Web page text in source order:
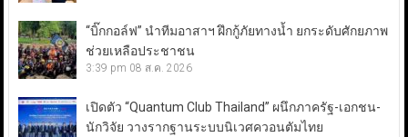
“บิ๊กกอล์ฟ” นำทีมอาสาฯ ฝึกกู้ภัยทางน้ำ ยกระดับศักยภาพ
ช่วยเหลือประชาชน
3:39 pm 08 ส.ค. 2026
เปิดตัว “Quantum Club Thailand” ผนึกภาครัฐ-เอกชน-
นักวิจัย วางรากฐานระบบนิเวศควอนตัมไทย